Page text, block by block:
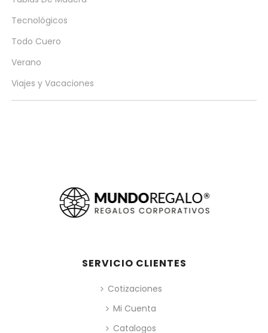
Tecnológicos
Todo Cuero
Verano
Viajes y Vacaciones
SERVICIO CLIENTES
Cotizaciones
Mi Cuenta
Catalogos